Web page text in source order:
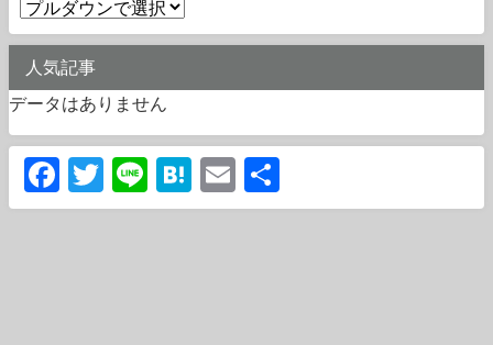
人気記事
データはありません
Facebook
Twitter
LineHatena
Email
有